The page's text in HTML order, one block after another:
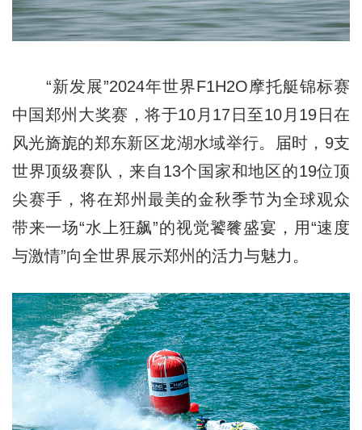
“新发展”2024年世界F1H2O摩托艇锦标赛
中国郑州大奖赛，将于10月17日至10月19日在
风光旖旎的郑东新区龙湖水域举行。届时，9支
世界顶级赛队，来自13个国家和地区的19位顶
尖赛手，将在郑州最美的金秋季节为全球观众
带来一场“水上狂飙”的视觉饕餮盛宴，用“速度
与激情”向全世界展示郑州的活力与魅力。